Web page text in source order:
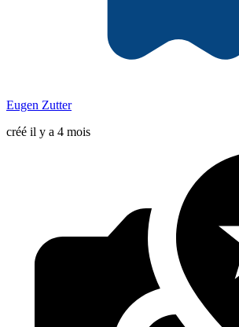
Eugen Zutter
créé il y a 4 mois